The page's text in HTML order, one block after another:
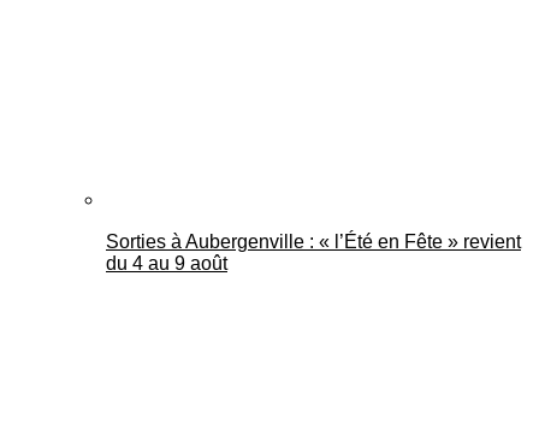
Sorties à Aubergenville : « l’Été en Fête » revient
du 4 au 9 août